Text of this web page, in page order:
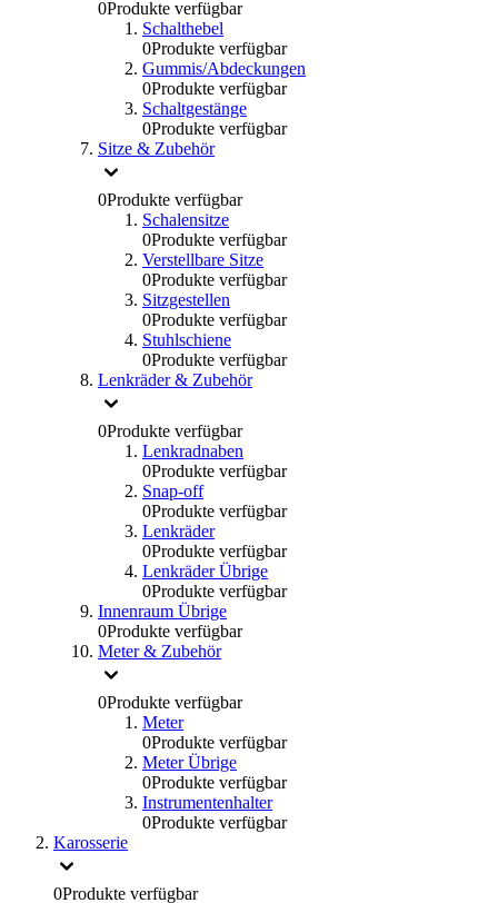
0Produkte verfügbar
Schalthebel
0Produkte verfügbar
Gummis/Abdeckungen
0Produkte verfügbar
Schaltgestänge
0Produkte verfügbar
Sitze & Zubehör
0Produkte verfügbar
Schalensitze
0Produkte verfügbar
Verstellbare Sitze
0Produkte verfügbar
Sitzgestellen
0Produkte verfügbar
Stuhlschiene
0Produkte verfügbar
Lenkräder & Zubehör
0Produkte verfügbar
Lenkradnaben
0Produkte verfügbar
Snap-off
0Produkte verfügbar
Lenkräder
0Produkte verfügbar
Lenkräder Übrige
0Produkte verfügbar
Innenraum Übrige
0Produkte verfügbar
Meter & Zubehör
0Produkte verfügbar
Meter
0Produkte verfügbar
Meter Übrige
0Produkte verfügbar
Instrumentenhalter
0Produkte verfügbar
Karosserie
0Produkte verfügbar